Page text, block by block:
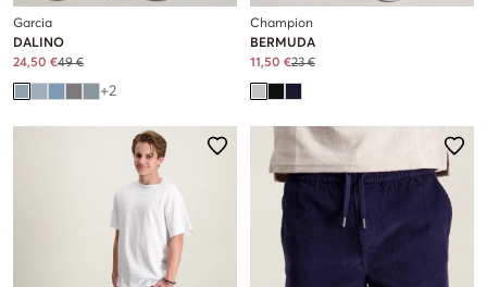
Garcia
DALINO
24,50 €49 €
+2
Champion
BERMUDA
11,50 €23 €